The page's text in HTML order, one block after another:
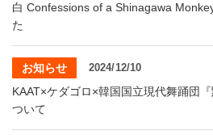
・ よくある質問
・ 芸術監督
・ 施設概要
白 Confessions of a Shinagawa
た
お知らせ 2024/12/10
KAAT×ケダゴロ×韓国国立現代舞踊団
ついて